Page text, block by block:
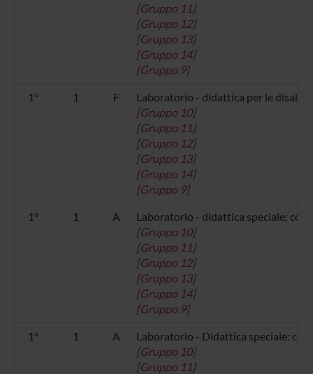
[Gruppo 11]
[Gruppo 12]
[Gruppo 13]
[Gruppo 14]
[Gruppo 9]
1° 1 F
Laboratorio - didattica per le
[Gruppo 10]
[Gruppo 11]
[Gruppo 12]
[Gruppo 13]
[Gruppo 14]
[Gruppo 9]
1° 1 A
Laboratorio - didattica speciale:
[Gruppo 10]
[Gruppo 11]
[Gruppo 12]
[Gruppo 13]
[Gruppo 14]
[Gruppo 9]
1° 1 A
Laboratorio - Didattica speciale:
[Gruppo 10]
[Gruppo 11]